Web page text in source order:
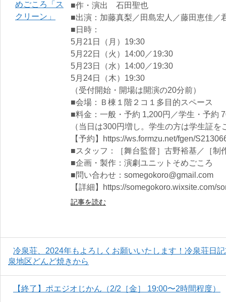
■作・演出 石田聖也
■出演：加藤真梨／田島宏人／藤田恵佳／
■日時：
5月21日（月）19:30
5月22日（火）14:00／19:30
5月23日（水）14:00／19:30
5月24日（木）19:30
（受付開始・開場は開演の20分前）
■会場：Ｂ棟１階２コ１多目的スペース
■料金：一般・予約 1,200円／学生・予約
（当日は300円増し。学生の方は学生証を
【予約】https://ws.formzu.net/fgen/
■スタッフ：［舞台監督］古野裕基／［制
■企画・製作：演劇ユニットそめごころ
■問い合わせ：somegokoro@gmail.com
【詳細】https://somegokoro.wixsite.com/
記事を読む
冷泉荘、2024年もよろしくお願いいたします！冷泉荘日
泉地区どんど焼きから
【終了】ポエジオじかん（2/2［金］ 19:00〜2時間程度）